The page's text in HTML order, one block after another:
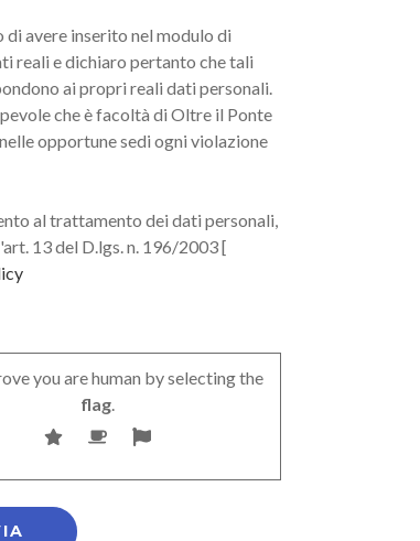
di avere inserito nel modulo di
reali e dichiaro pertanto che tali
ai propri reali dati personali.
che è facoltà di Oltre il Ponte
opportune sedi ogni violazione
al trattamento dei dati personali,
13 del D.lgs. n. 196/2003 [
you are human by selecting the
flag.